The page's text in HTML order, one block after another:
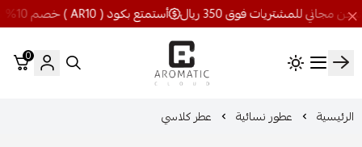
أستمتع بكود ( AR10 ) خصم 10% شحن مجاني للمشتريات فوق 350 ريال
اروماتيك كلاود
0
الرئيسية عطور نسائية عطر كلاسي